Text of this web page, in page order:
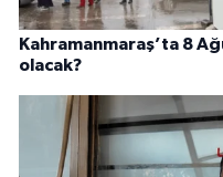
Kahramanmaraş’ta 8
olacak?